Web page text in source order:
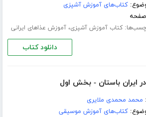
کتاب‌های آموزش آشپزی
کتاب آموزش آشپزی،آموزش عذاهای ایرانی
دانلود کتاب
ایران باستان - بخش اول
محمد محمدی ملایری
کتاب‌های آموزش موسیقی